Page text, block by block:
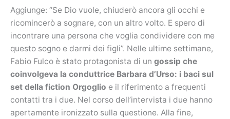
Aggiunge: “Se Dio vuole, chiuderò ancora gli occhi e
ricomincerò a sognare, con un altro volto. E spero di
incontrare una persona che voglia condividere con me
questo sogno e darmi dei figli”. Nelle ultime settimane,
Fabio Fulco è stato protagonista di un gossip che
coinvolgeva la conduttrice Barbara d’Urso: i baci sul
set della fiction Orgoglio e il riferimento a frequenti
contatti tra i due. Nel corso dell’intervista i due hanno
apertamente ironizzato sulla questione. Alla fine,